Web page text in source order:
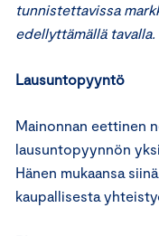
tunnistettavissa
edellyttämällä tavalla.
Lausuntopyyntö
Mainonnan eettinen
lausuntopyynnön
Hänen mukaansa
kaupallisesta